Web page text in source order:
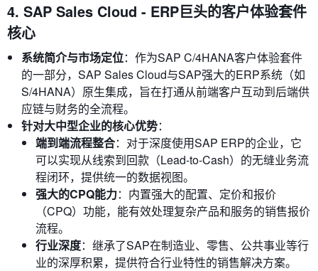
4. SAP Sales Cloud - ERP巨头的客户体验套件
核心
系统简介与市场定位：作为SAP C/4HANA客户体验套件
的一部分，SAP Sales Cloud与SAP强大的ERP系统（如
S/4HANA）原生集成，旨在打通从前端客户互动到后端供
应链与财务的全流程。
针对大中型企业的核心优势：
端到端流程整合：对于深度使用SAP ERP的企业，它
可以实现从线索到回款（Lead-to-Cash）的无缝业务流
程闭环，提供统一的数据视图。
强大的CPQ能力：内置强大的配置、定价和报价
（CPQ）功能，能有效处理复杂产品和服务的销售报价
流程。
行业深度：继承了SAP在制造业、零售、公共事业等行
业的深厚积累，提供符合行业特性的销售解决方案。